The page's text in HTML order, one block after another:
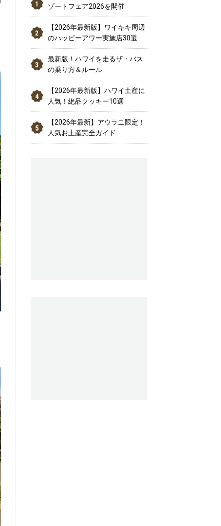
ゾートフェア2026を開催
【2026年最新版】ワイキキ周辺
のハッピーアワー実施店30選
最新版！ハワイを走るザ・バス
の乗り方＆ルール
【2026年最新版】ハワイ土産に
人気！絶品クッキー10選
【2026年最新】アウラニ限定！
人気お土産完全ガイド